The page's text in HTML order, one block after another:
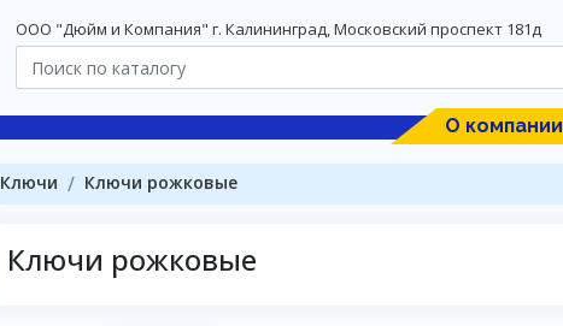
OOO "Дюйм и Компания" г. Калининград, Московский проспект 181д
О компании
Ключи Ключи рожковые
Ключи рожковые